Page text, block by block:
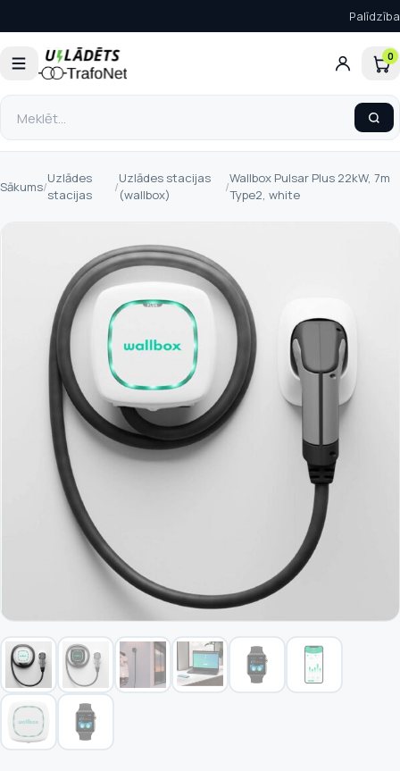
Palīdzība
0
Sākums/
Uzlādes
stacijas
/
Uzlādes stacijas
(wallbox)
/
Wallbox Pulsar Plus 22kW, 7m
Type2, white